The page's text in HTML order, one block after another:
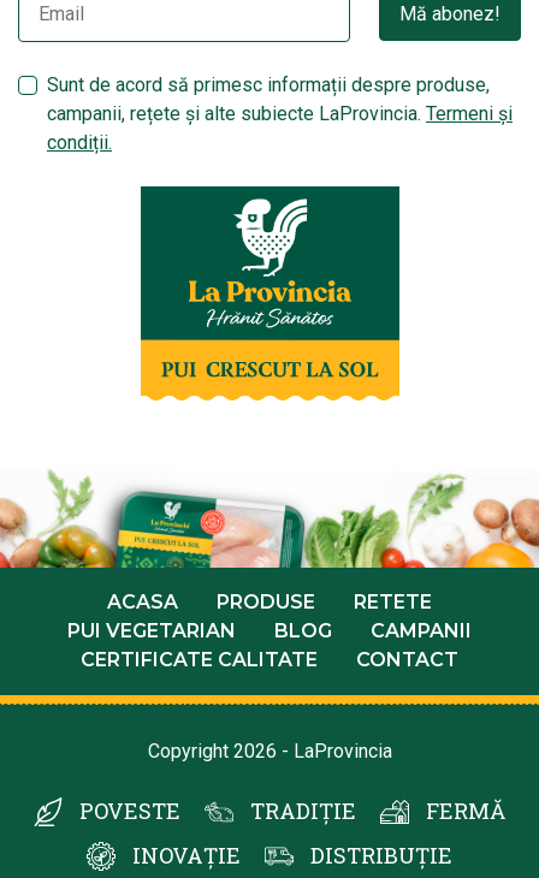
Mă abonez!
Sunt de acord să primesc informații despre produse,
campanii, rețete și alte subiecte LaProvincia. Termeni și
condiții.
ACASA PRODUSE
RETETE
PUI VEGETARIAN
BLOG
CAMPANII
CERTIFICATE CALITATE
CONTACT
Copyright 2026 - LaProvincia
POVESTE TRADIȚIE
FERMĂ
INOVAȚIE
DISTRIBUȚIE